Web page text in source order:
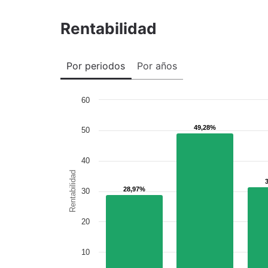
Rentabilidad
Por periodos Por años
Rentabilidad 28,97%
28,97%
49,28%
49,28%
10
20
30
40
50
60